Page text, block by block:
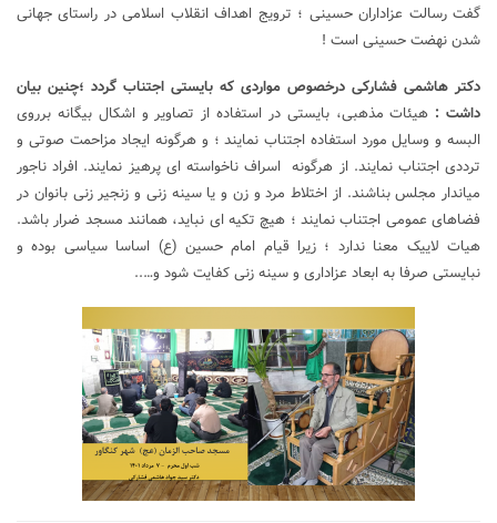
گفت رسالت عزاداران حسینی ؛ ترویج اهداف انقلاب اسلامی در راستای جهانی
شدن نهضت حسینی است !
دکتر هاشمی فشارکی درخصوص مواردی که بایستی اجتناب گردد ؛چنین بیان
داشت : هیئات مذهبی، بایستی در استفاده از تصاویر و اشکال بیگانه برروی
البسه و وسایل مورد استفاده اجتناب نمایند ؛ و هرگونه ایجاد مزاحمت صوتی و
ترددی اجتناب نمایند. از هرگونه اسراف ناخواسته ای پرهیز نمایند. افراد ناجور
میاندار مجلس بناشند. از اختلاط مرد و زن و یا سینه زنی و زنجیر زنی بانوان در
فضاهای عمومی اجتناب نمایند ؛ هیچ تکیه ای نباید، همانند مسجد ضرار باشد.
هیات لاییک معنا ندارد ؛ زیرا قیام امام حسین (ع) اساسا سیاسی بوده و
نبایستی صرفا به ابعاد عزاداری و سینه زنی کفایت شود و…..